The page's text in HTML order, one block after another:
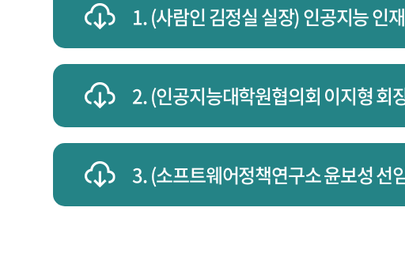
1. (사람인 김정실 실장) 인공지능 인
2. (인공지능대학원협의회 이지형 회
3. (소프트웨어정책연구소 윤보성 선